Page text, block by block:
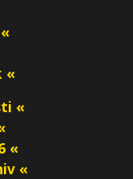
«
«
«
«